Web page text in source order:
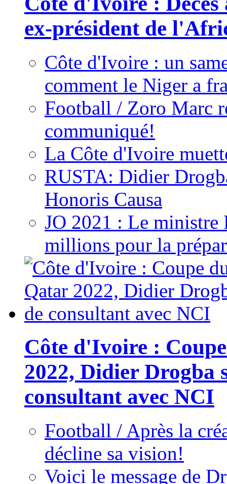
ex-président de
Côte d'Ivoire : un
comment le Niger a
Football / Zoro Marc
communiqué!
La Côte d'Ivoire
RUSTA: Didier
Honoris Causa
JO 2021 : Le ministre
millions pour la
Côte d'Ivoire :
2022, Didier Drogba
consultant avec NCI
Football / Après la
décline sa vision!
Voici le message de